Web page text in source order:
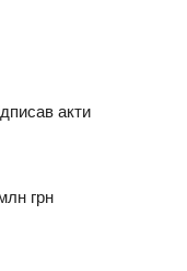
акти
грн